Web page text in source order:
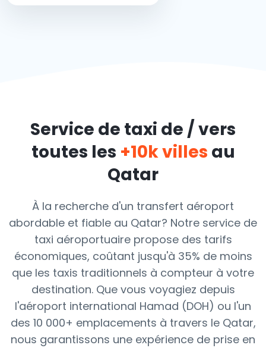
Service de taxi de / vers
toutes les +10k villes au
Qatar
À la recherche d'un transfert aéroport
abordable et fiable au Qatar? Notre service de
taxi aéroportuaire propose des tarifs
économiques, coûtant jusqu'à 35% de moins
que les taxis traditionnels à compteur à votre
destination. Que vous voyagiez depuis
l'aéroport international Hamad (DOH) ou l'un
des 10 000+ emplacements à travers le Qatar,
nous garantissons une expérience de prise en